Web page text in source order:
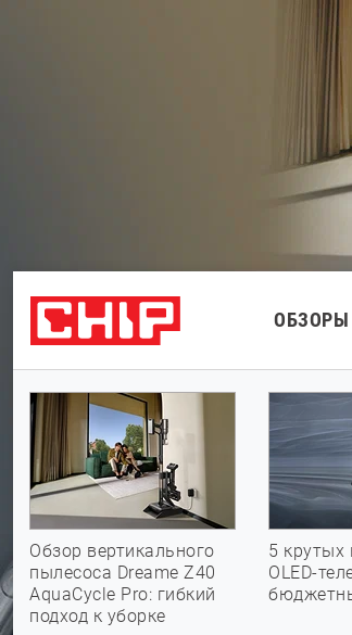
ОБЗОРЫ
Обзор вертикального
пылесоса Dreame Z40
AquaCycle Pro: гибкий
подход к уборке
5 крутых
OLED-